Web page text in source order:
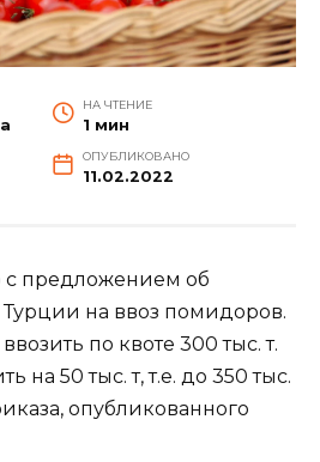
НА ЧТЕНИЕ
1 мин
ОПУБЛИКОВАНО
11.02.2022
предложением об
на ввоз помидоров.
по квоте 300 тыс. т.
на 50 тыс. т, т.е. до 350 тыс.
опубликованного